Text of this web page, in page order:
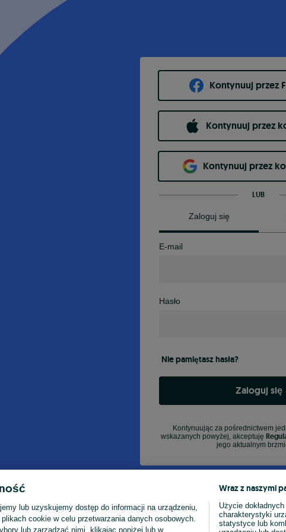
Kontynuuj przez
Kontynuuj przez
Kontynuuj przez
LUB
Zaloguj się
E-mail
Hasło
Nie pamiętasz hasła?
Zaloguj się
Kontynuując za pośrednictwem
wskazanych powyżej, akceptuję
jego aktualnym
lub uzyskujemy dostęp do informacji na urządzeniu,
cookie w celu przetwarzania danych osobowych.
lub zarządzać nimi, klikając poniżej lub w
Wraz z naszymi
Użycie
charakterystyki
statystyce lub